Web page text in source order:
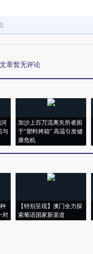
章暂无评论
与
加沙上百万流离失所者困
于“塑料烤箱” 高温引发健
康危机
对
【特别呈现】澳门全力探
索葡语国家新渠道